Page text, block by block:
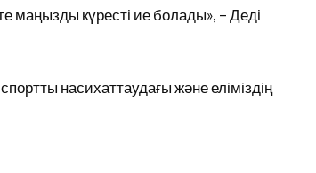
маңызды күресті ие болады», – Деді
насихаттаудағы және еліміздің